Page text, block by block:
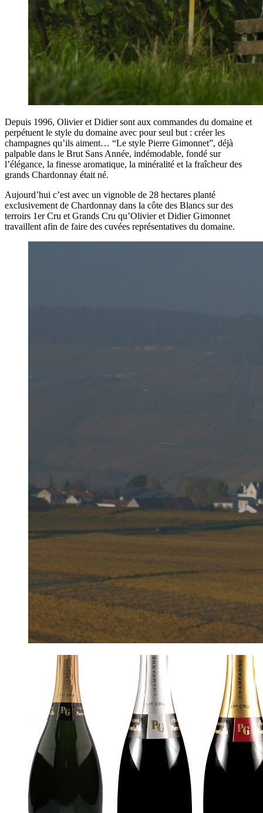
Depuis 1996, Olivier et Didier sont aux commandes du domaine et
perpétuent le style du domaine avec pour seul but : créer les
champagnes qu’ils aiment… “Le style Pierre Gimonnet”, déjà
palpable dans le Brut Sans Année, indémodable, fondé sur
l’élégance, la finesse aromatique, la minéralité et la fraîcheur des
grands Chardonnay était né.
Aujourd’hui c’est avec un vignoble de 28 hectares planté
exclusivement de Chardonnay dans la côte des Blancs sur des
terroirs 1er Cru et Grands Cru qu’Olivier et Didier Gimonnet
travaillent afin de faire des cuvées représentatives du domaine.